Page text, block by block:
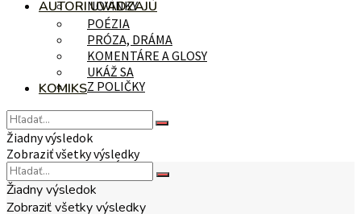
NOVINKY
Z POLIČKY
NA TÉMU
AUTORI UVÁDZAJÚ
POÉZIA
PRÓZA, DRÁMA
KOMENTÁRE A GLOSY
UKÁŽ SA
KOMIKS
Žiadny výsledok
Zobraziť všetky výsledky
Žiadny výsledok
Zobraziť všetky výsledky